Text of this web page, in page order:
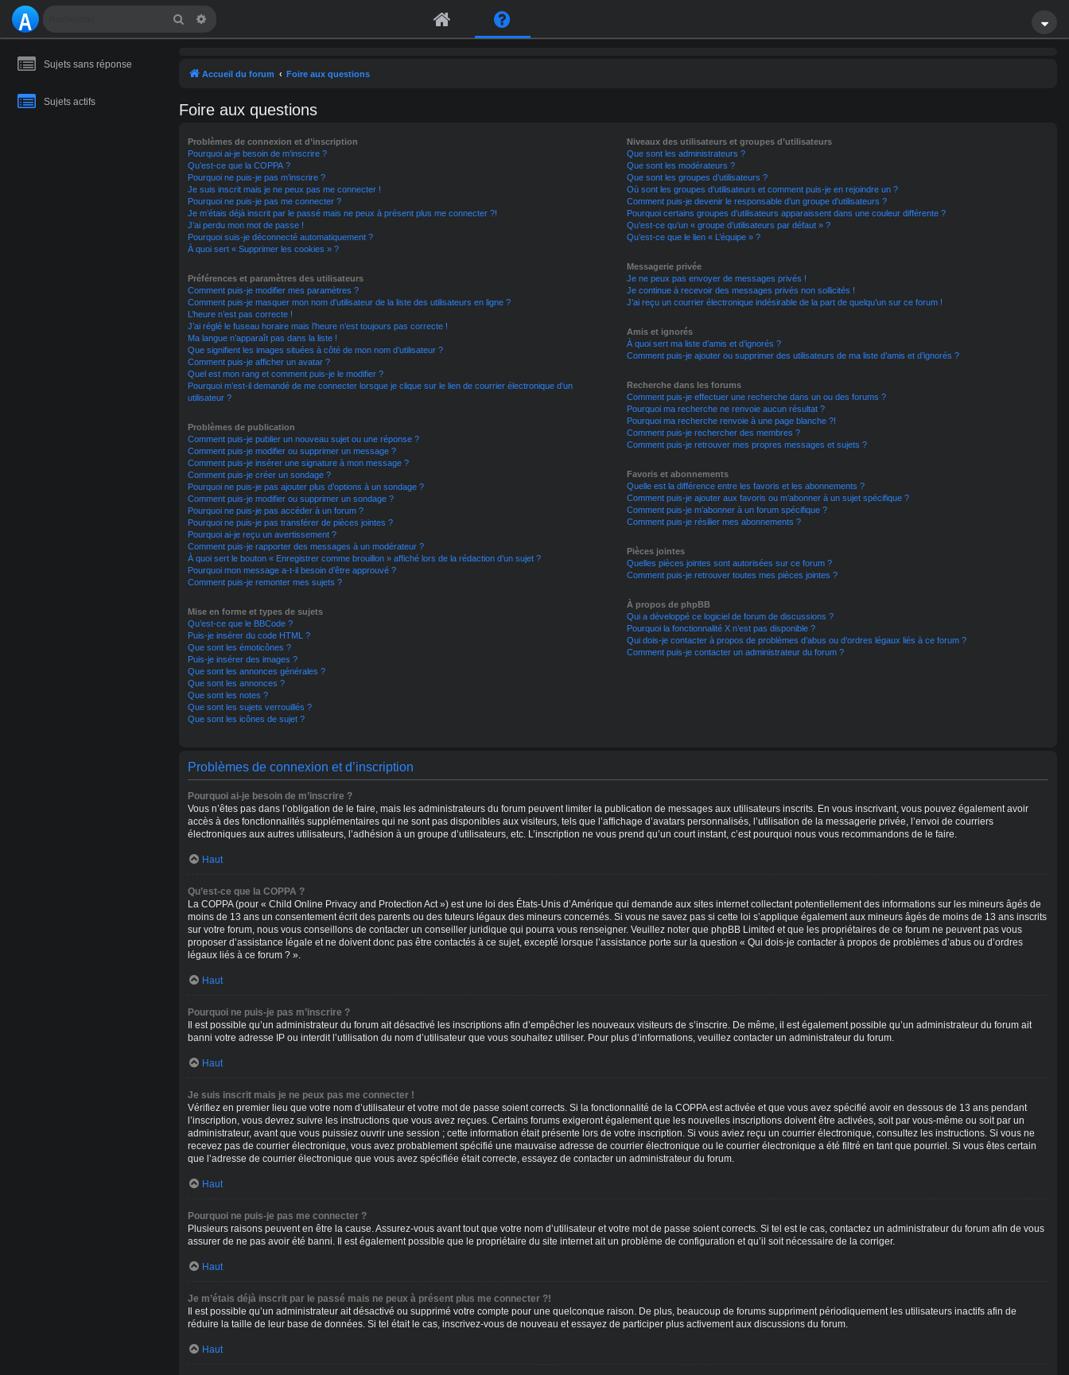
A
T
R
Rechercher
Sujets sans réponse
Sujets actifs
Accueil du forum Foire aux questions
Foire aux questions
Problèmes de connexion et d’inscription
Pourquoi ai-je besoin de m’inscrire ?
Qu’est-ce que la COPPA ?
Pourquoi ne puis-je pas m’inscrire ?
Je suis inscrit mais je ne peux pas me connecter !
Pourquoi ne puis-je pas me connecter ?
Je m’étais déjà inscrit par le passé mais ne peux à présent plus me connecter ?!
J’ai perdu mon mot de passe !
Pourquoi suis-je déconnecté automatiquement ?
À quoi sert « Supprimer les cookies » ?
Préférences et paramètres des utilisateurs
Comment puis-je modifier mes paramètres ?
Comment puis-je masquer mon nom d’utilisateur de la liste des utilisateurs en ligne ?
L’heure n’est pas correcte !
J’ai réglé le fuseau horaire mais l’heure n’est toujours pas correcte !
Ma langue n’apparaît pas dans la liste !
Que signifient les images situées à côté de mon nom d’utilisateur ?
Comment puis-je afficher un avatar ?
Quel est mon rang et comment puis-je le modifier ?
Pourquoi m’est-il demandé de me connecter lorsque je clique sur le lien de courrier électronique d’un
utilisateur ?
Problèmes de publication
Comment puis-je publier un nouveau sujet ou une réponse ?
Comment puis-je modifier ou supprimer un message ?
Comment puis-je insérer une signature à mon message ?
Comment puis-je créer un sondage ?
Pourquoi ne puis-je pas ajouter plus d’options à un sondage ?
Comment puis-je modifier ou supprimer un sondage ?
Pourquoi ne puis-je pas accéder à un forum ?
Pourquoi ne puis-je pas transférer de pièces jointes ?
Pourquoi ai-je reçu un avertissement ?
Comment puis-je rapporter des messages à un modérateur ?
À quoi sert le bouton « Enregistrer comme brouillon » affiché lors de la rédaction d’un sujet ?
Pourquoi mon message a-t-il besoin d’être approuvé ?
Comment puis-je remonter mes sujets ?
Mise en forme et types de sujets
Qu’est-ce que le BBCode ?
Puis-je insérer du code HTML ?
Que sont les émoticônes ?
Puis-je insérer des images ?
Que sont les annonces générales ?
Que sont les annonces ?
Que sont les notes ?
Que sont les sujets verrouillés ?
Que sont les icônes de sujet ?
Niveaux des utilisateurs et groupes d’utilisateurs
Que sont les administrateurs ?
Que sont les modérateurs ?
Que sont les groupes d’utilisateurs ?
Où sont les groupes d’utilisateurs et comment puis-je en rejoindre un ?
Comment puis-je devenir le responsable d’un groupe d’utilisateurs ?
Pourquoi certains groupes d’utilisateurs apparaissent dans une couleur différente ?
Qu’est-ce qu’un « groupe d’utilisateurs par défaut » ?
Qu’est-ce que le lien « L’équipe » ?
Messagerie privée
Je ne peux pas envoyer de messages privés !
Je continue à recevoir des messages privés non sollicités !
J’ai reçu un courrier électronique indésirable de la part de quelqu’un sur ce forum !
Amis et ignorés
À quoi sert ma liste d’amis et d’ignorés ?
Comment puis-je ajouter ou supprimer des utilisateurs de ma liste d’amis et d’ignorés ?
Recherche dans les forums
Comment puis-je effectuer une recherche dans un ou des forums ?
Pourquoi ma recherche ne renvoie aucun résultat ?
Pourquoi ma recherche renvoie à une page blanche ?!
Comment puis-je rechercher des membres ?
Comment puis-je retrouver mes propres messages et sujets ?
Favoris et abonnements
Quelle est la différence entre les favoris et les abonnements ?
Comment puis-je ajouter aux favoris ou m’abonner à un sujet spécifique ?
Comment puis-je m’abonner à un forum spécifique ?
Comment puis-je résilier mes abonnements ?
Pièces jointes
Quelles pièces jointes sont autorisées sur ce forum ?
Comment puis-je retrouver toutes mes pièces jointes ?
À propos de phpBB
Qui a développé ce logiciel de forum de discussions ?
Pourquoi la fonctionnalité X n’est pas disponible ?
Qui dois-je contacter à propos de problèmes d’abus ou d’ordres légaux liés à ce forum ?
Comment puis-je contacter un administrateur du forum ?
Problèmes de connexion et d’inscription
Pourquoi ai-je besoin de m’inscrire ?
Vous n’êtes pas dans l’obligation de le faire, mais les administrateurs du forum peuvent limiter la publication de messages aux utilisateurs inscrits. En vous inscrivant, vous pouvez également avoir
accès à des fonctionnalités supplémentaires qui ne sont pas disponibles aux visiteurs, tels que l’affichage d’avatars personnalisés, l’utilisation de la messagerie privée, l’envoi de courriers
électroniques aux autres utilisateurs, l’adhésion à un groupe d’utilisateurs, etc. L’inscription ne vous prend qu’un court instant, c’est pourquoi nous vous recommandons de le faire.
Haut
Qu’est-ce que la COPPA ?
La COPPA (pour « Child Online Privacy and Protection Act ») est une loi des États-Unis d’Amérique qui demande aux sites internet collectant potentiellement des informations sur les mineurs âgés de
moins de 13 ans un consentement écrit des parents ou des tuteurs légaux des mineurs concernés. Si vous ne savez pas si cette loi s’applique également aux mineurs âgés de moins de 13 ans inscrits
sur votre forum, nous vous conseillons de contacter un conseiller juridique qui pourra vous renseigner. Veuillez noter que phpBB Limited et que les propriétaires de ce forum ne peuvent pas vous
proposer d’assistance légale et ne doivent donc pas être contactés à ce sujet, excepté lorsque l’assistance porte sur la question « Qui dois-je contacter à propos de problèmes d’abus ou d’ordres
légaux liés à ce forum ? ».
Haut
Pourquoi ne puis-je pas m’inscrire ?
Il est possible qu’un administrateur du forum ait désactivé les inscriptions afin d’empêcher les nouveaux visiteurs de s’inscrire. De même, il est également possible qu’un administrateur du forum ait
banni votre adresse IP ou interdit l’utilisation du nom d’utilisateur que vous souhaitez utiliser. Pour plus d’informations, veuillez contacter un administrateur du forum.
Haut
Je suis inscrit mais je ne peux pas me connecter !
Vérifiez en premier lieu que votre nom d’utilisateur et votre mot de passe soient corrects. Si la fonctionnalité de la COPPA est activée et que vous avez spécifié avoir en dessous de 13 ans pendant
l’inscription, vous devrez suivre les instructions que vous avez reçues. Certains forums exigeront également que les nouvelles inscriptions doivent être activées, soit par vous-même ou soit par un
administrateur, avant que vous puissiez ouvrir une session ; cette information était présente lors de votre inscription. Si vous aviez reçu un courrier électronique, consultez les instructions. Si vous ne
recevez pas de courrier électronique, vous avez probablement spécifié une mauvaise adresse de courrier électronique ou le courrier électronique a été filtré en tant que pourriel. Si vous êtes certain
que l’adresse de courrier électronique que vous avez spécifiée était correcte, essayez de contacter un administrateur du forum.
Haut
Pourquoi ne puis-je pas me connecter ?
Plusieurs raisons peuvent en être la cause. Assurez-vous avant tout que votre nom d’utilisateur et votre mot de passe soient corrects. Si tel est le cas, contactez un administrateur du forum afin de vous
assurer de ne pas avoir été banni. Il est également possible que le propriétaire du site internet ait un problème de configuration et qu’il soit nécessaire de la corriger.
Haut
Je m’étais déjà inscrit par le passé mais ne peux à présent plus me connecter ?!
Il est possible qu’un administrateur ait désactivé ou supprimé votre compte pour une quelconque raison. De plus, beaucoup de forums suppriment périodiquement les utilisateurs inactifs afin de
réduire la taille de leur base de données. Si tel était le cas, inscrivez-vous de nouveau et essayez de participer plus activement aux discussions du forum.
Haut